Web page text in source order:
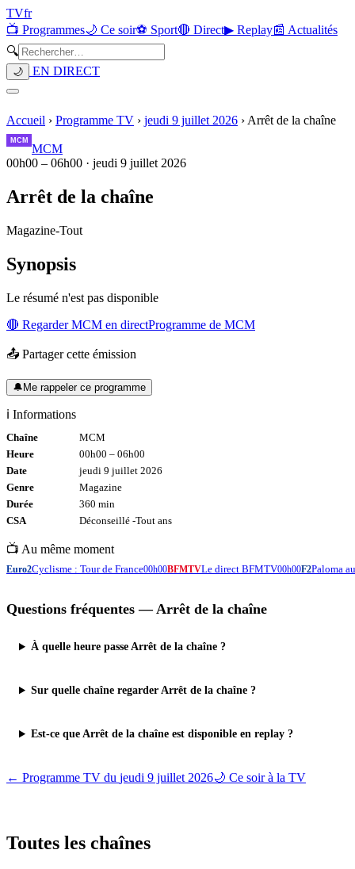
TVfr
📺 Programmes🌙 Ce soir⚽ Sport🔴 Direct▶ Replay📰 Actualités
🔍
🌙 EN DIRECT
Accueil › Programme TV › jeudi 9 juillet 2026 › Arrêt de la chaîne
MCM
00h00 – 06h00 · jeudi 9 juillet 2026
Arrêt de la chaîne
Magazine-Tout
Synopsis
Le résumé n'est pas disponible
🔴 RegarderMCM en directProgramme de MCM
📤 Partager cette émission
🔔Me rappeler ce programme
ℹ️ Informations
Chaîne
MCM
Heure
00h00 – 06h00
Date
jeudi 9 juillet 2026
Genre
Magazine
Durée
360 min
CSA
Déconseillé -Tout ans
📺 Au même moment
Euro2Cyclisme : Tour de France00h00BFMTVLe direct BFMTV00h00F2Paloma
Questions fréquentes —Arrêt de la chaîne
À quelle heure passe Arrêt de la chaîne ?
Sur quelle chaîne regarder Arrêt de la chaîne ?
Est-ce que Arrêt de la chaîne est disponible en replay ?
← Programme TV du jeudi 9 juillet 2026🌙 Ce soir à la TV
Toutes les chaînes